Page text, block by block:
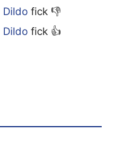
Dildo fick 👎
Dildo fick 👍